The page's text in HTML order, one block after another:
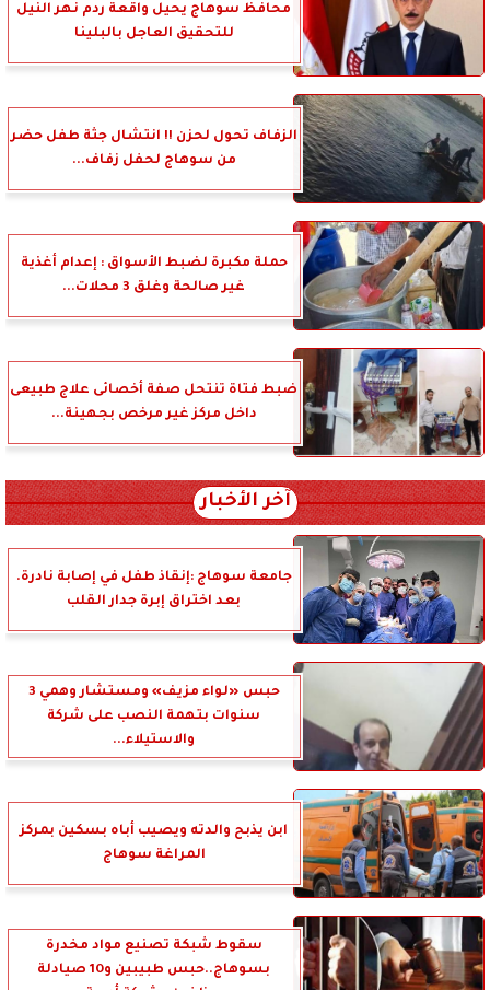
محافظ سوهاج يحيل واقعة ردم نهر النيل
للتحقيق العاجل بالبلينا
الزفاف تحول لحزن !! انتشال جثة طفل حضر
من سوهاج لحفل زفاف...
حملة مكبرة لضبط الأسواق : إعدام أغذية
غير صالحة وغلق 3 محلات...
ضبط فتاة تنتحل صفة أخصائى علاج طبيعى
داخل مركز غير مرخص بجهينة...
آخر الأخبار
جامعة سوهاج :إنقاذ طفل في إصابة نادرة.
بعد اختراق إبرة جدار القلب
حبس «لواء مزيف» ومستشار وهمي 3
سنوات بتهمة النصب على شركة
والاستيلاء...
ابن يذبح والدته ويصيب أباه بسكين بمركز
المراغة سوهاج
سقوط شبكة تصنيع مواد مخدرة
بسوهاج..حبس طبيبين و10 صيادلة